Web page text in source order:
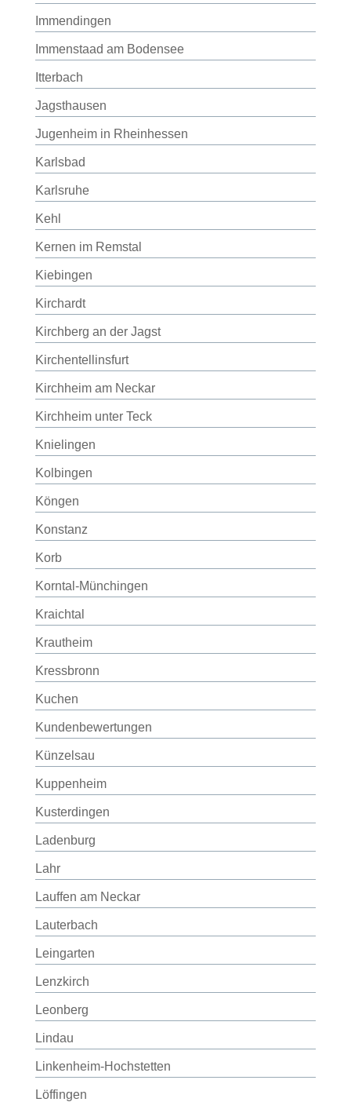
Immendingen
Immenstaad am Bodensee
Itterbach
Jagsthausen
Jugenheim in Rheinhessen
Karlsbad
Karlsruhe
Kehl
Kernen im Remstal
Kiebingen
Kirchardt
Kirchberg an der Jagst
Kirchentellinsfurt
Kirchheim am Neckar
Kirchheim unter Teck
Knielingen
Kolbingen
Köngen
Konstanz
Korb
Korntal-Münchingen
Kraichtal
Krautheim
Kressbronn
Kuchen
Kundenbewertungen
Künzelsau
Kuppenheim
Kusterdingen
Ladenburg
Lahr
Lauffen am Neckar
Lauterbach
Leingarten
Lenzkirch
Leonberg
Lindau
Linkenheim-Hochstetten
Löffingen